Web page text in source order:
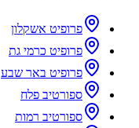
פרופיט אשקלון
פרופיט כרמי גת
פרופיט באר שבע
ספורטיב פלח
ספורטיב רמות